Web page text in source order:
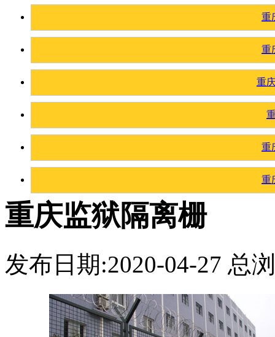
重
重
重
重
重
重庆监狱隔离栅
发布日期:2020-04-27 总